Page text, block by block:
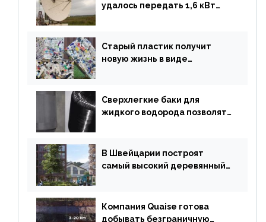
удалось передать 1,6 кВт
Старый пластик получит
новую жизнь в виде
Сверхлегкие баки для
жидкого водорода позволят
В Швейцарии построят
самый высокий деревянный
Компания Quaise готова
добывать безграничную